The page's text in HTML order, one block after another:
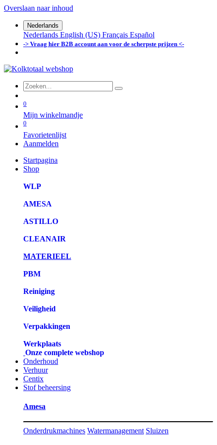
Overslaan naar inhoud
Nederlands
Nederlands English (US) Français Español
-> Vraag hier B2B account aan voor de scherpste prijzen <-
0
Mijn winkelmandje
0
Favorietenlijst
Aanmelden
Startpagina
Shop
WLP
AMESA
ASTILLO
CLEANAIR
MATERIEEL
PBM
Reiniging
Veiligheid
Verpakkingen
Werkplaats
Onze complete webshop
Onderhoud
Verhuur
Centix
Stof beheersing
Amesa
Onderdrukmachines Watermanagement Sluizen